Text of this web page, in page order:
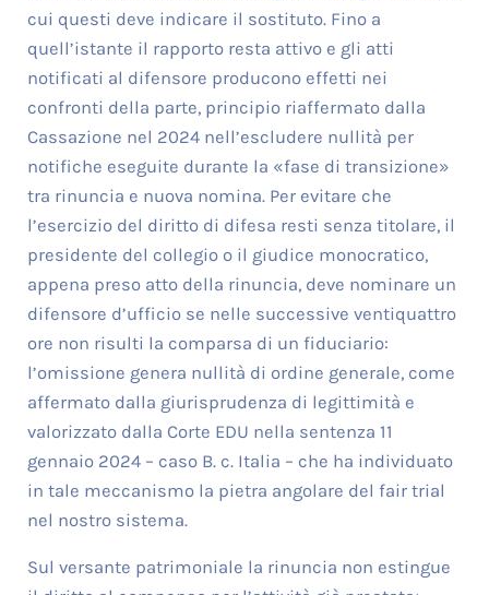
cui questi deve indicare il sostituto. Fino a
quell’istante il rapporto resta attivo e gli atti
notificati al difensore producono effetti nei
confronti della parte, principio riaffermato dalla
Cassazione nel 2024 nell’escludere nullità per
notifiche eseguite durante la «fase di transizione»
tra rinuncia e nuova nomina. Per evitare che
l’esercizio del diritto di difesa resti senza titolare, il
presidente del collegio o il giudice monocratico,
appena preso atto della rinuncia, deve nominare un
difensore d’ufficio se nelle successive ventiquattro
ore non risulti la comparsa di un fiduciario:
l’omissione genera nullità di ordine generale, come
affermato dalla giurisprudenza di legittimità e
valorizzato dalla Corte EDU nella sentenza 11
gennaio 2024 – caso B. c. Italia – che ha individuato
in tale meccanismo la pietra angolare del fair trial
nel nostro sistema.
Sul versante patrimoniale la rinuncia non estingue